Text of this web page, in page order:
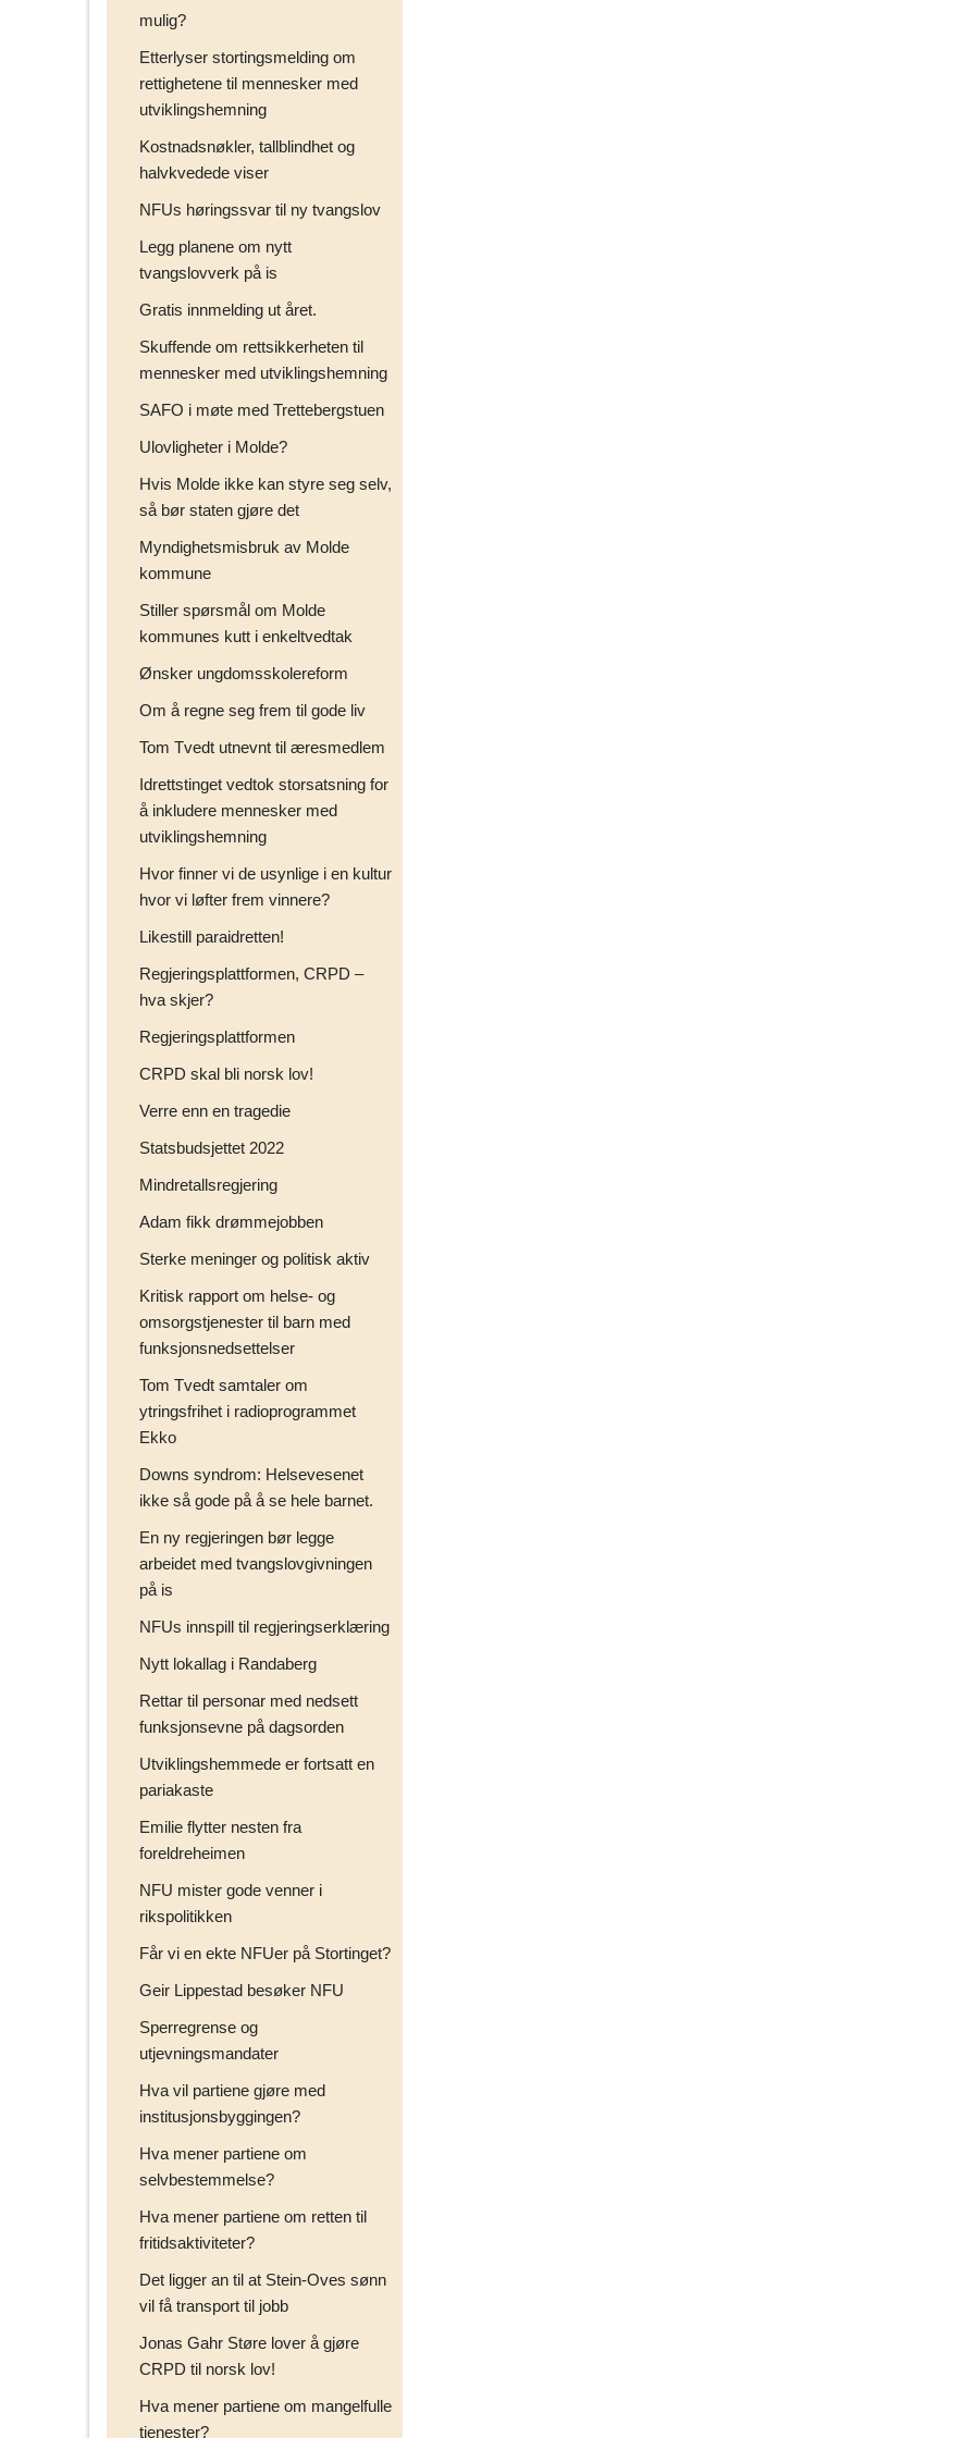
mulig?
Etterlyser stortingsmelding om
rettighetene til mennesker med
utviklingshemning
Kostnadsnøkler, tallblindhet og
halvkvedede viser
NFUs høringssvar til ny tvangslov
Legg planene om nytt
tvangslovverk på is
Gratis innmelding ut året.
Skuffende om rettsikkerheten til
mennesker med utviklingshemning
SAFO i møte med Trettebergstuen
Ulovligheter i Molde?
Hvis Molde ikke kan styre seg selv,
så bør staten gjøre det
Myndighetsmisbruk av Molde
kommune
Stiller spørsmål om Molde
kommunes kutt i enkeltvedtak
Ønsker ungdomsskolereform
Om å regne seg frem til gode liv
Tom Tvedt utnevnt til æresmedlem
Idrettstinget vedtok storsatsning for
å inkludere mennesker med
utviklingshemning
Hvor finner vi de usynlige i en kultur
hvor vi løfter frem vinnere?
Likestill paraidretten!
Regjeringsplattformen, CRPD –
hva skjer?
Regjeringsplattformen
CRPD skal bli norsk lov!
Verre enn en tragedie
Statsbudsjettet 2022
Mindretallsregjering
Adam fikk drømmejobben
Sterke meninger og politisk aktiv
Kritisk rapport om helse- og
omsorgstjenester til barn med
funksjonsnedsettelser
Tom Tvedt samtaler om
ytringsfrihet i radioprogrammet
Ekko
Downs syndrom: Helsevesenet
ikke så gode på å se hele barnet.
En ny regjeringen bør legge
arbeidet med tvangslovgivningen
på is
NFUs innspill til regjeringserklæring
Nytt lokallag i Randaberg
Rettar til personar med nedsett
funksjonsevne på dagsorden
Utviklingshemmede er fortsatt en
pariakaste
Emilie flytter nesten fra
foreldreheimen
NFU mister gode venner i
rikspolitikken
Får vi en ekte NFUer på Stortinget?
Geir Lippestad besøker NFU
Sperregrense og
utjevningsmandater
Hva vil partiene gjøre med
institusjonsbyggingen?
Hva mener partiene om
selvbestemmelse?
Hva mener partiene om retten til
fritidsaktiviteter?
Det ligger an til at Stein-Oves sønn
vil få transport til jobb
Jonas Gahr Støre lover å gjøre
CRPD til norsk lov!
Hva mener partiene om mangelfulle
tjenester?